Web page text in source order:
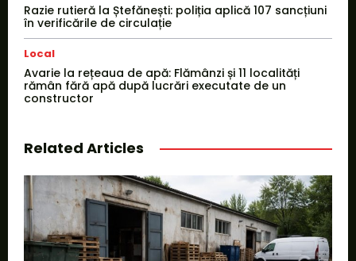
Razie rutieră la Ștefănești: poliția aplică 107 sancțiuni
în verificările de circulație
Local
Avarie la rețeaua de apă: Flămânzi și 11 localități
rămân fără apă după lucrări executate de un
constructor
Related Articles